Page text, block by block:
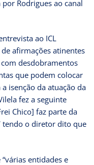
Rodrigues ao canal
ao ICL
afirmações atinentes
desdobramentos
que podem colocar
isenção da atuação da
fez a seguinte
Chico] faz parte da
tendo o diretor dito que
entidades e